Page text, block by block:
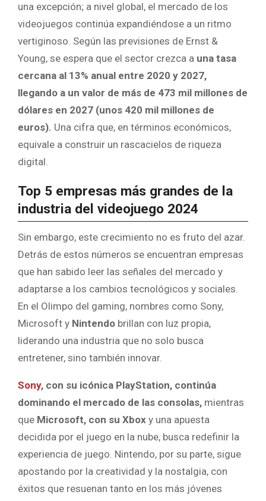
una excepción; a nivel global, el mercado de los
videojuegos continúa expandiéndose a un ritmo
vertiginoso. Según las previsiones de Ernst &
Young, se espera que el sector crezca a una tasa
cercana al 13% anual entre 2020 y 2027,
llegando a un valor de más de 473 mil millones de
dólares en 2027 (unos 420 mil millones de
euros). Una cifra que, en términos económicos,
equivale a construir un rascacielos de riqueza
digital.
Top 5 empresas más grandes de la
industria del videojuego 2024
Sin embargo, este crecimiento no es fruto del azar.
Detrás de estos números se encuentran empresas
que han sabido leer las señales del mercado y
adaptarse a los cambios tecnológicos y sociales.
En el Olimpo del gaming, nombres como Sony,
Microsoft y Nintendo brillan con luz propia,
liderando una industria que no solo busca
entretener, sino también innovar.
Sony, con su icónica PlayStation, continúa
dominando el mercado de las consolas, mientras
que Microsoft, con su Xbox y una apuesta
decidida por el juego en la nube, busca redefinir la
experiencia de juego. Nintendo, por su parte, sigue
apostando por la creatividad y la nostalgia, con
éxitos que resuenan tanto en los más jóvenes